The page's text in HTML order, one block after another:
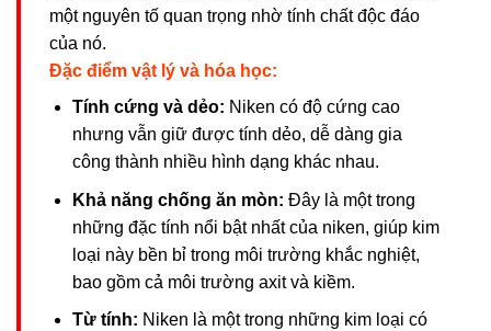
một nguyên tố quan trọng nhờ tính chất độc đáo
của nó.
Đặc điểm vật lý và hóa học:
Tính cứng và dẻo: Niken có độ cứng cao
nhưng vẫn giữ được tính dẻo, dễ dàng gia
công thành nhiều hình dạng khác nhau.
Khả năng chống ăn mòn: Đây là một trong
những đặc tính nổi bật nhất của niken, giúp kim
loại này bền bỉ trong môi trường khắc nghiệt,
bao gồm cả môi trường axit và kiềm.
Từ tính: Niken là một trong những kim loại có